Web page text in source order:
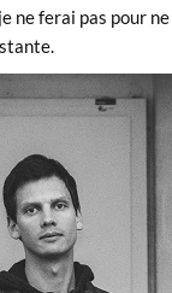
ne ferai pas pour